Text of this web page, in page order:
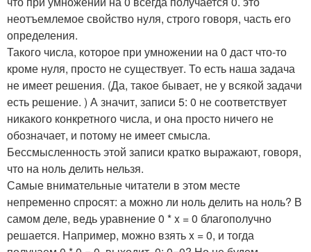
неотъемлемое свойство нуля, строго говоря, часть его
определения.
Такого числа, которое при умножении на 0 даст что-то
кроме нуля, просто не существует. То есть наша задача
не имеет решения. (Да, такое бывает, не у всякой задачи
есть решение. ) А значит, записи 5: 0 не соответствует
никакого конкретного числа, и она просто ничего не
обозначает, и потому не имеет смысла.
Бессмысленность этой записи кратко выражают, говоря,
что на ноль делить нельзя.
Самые внимательные читатели в этом месте
непременно спросят: а можно ли ноль делить на ноль? В
самом деле, ведь уравнение 0 * x = 0 благополучно
решается. Например, можно взять x = 0, и тогда